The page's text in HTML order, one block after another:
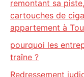
remontant sa
cartouches de
appartement à
pourquoi les
traîne ?
Redressement